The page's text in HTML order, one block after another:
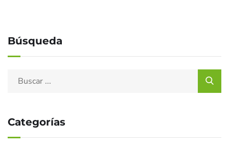
Búsqueda
Categorías